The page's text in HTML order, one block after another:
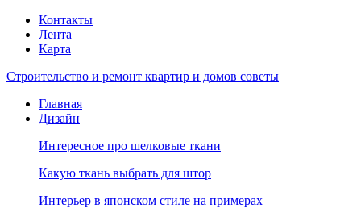
Контакты
Лента
Карта
Строительство и ремонт квартир и домов советы
Главная
Дизайн
Интересное про шелковые ткани
Какую ткань выбрать для штор
Интерьер в японском стиле на примерах